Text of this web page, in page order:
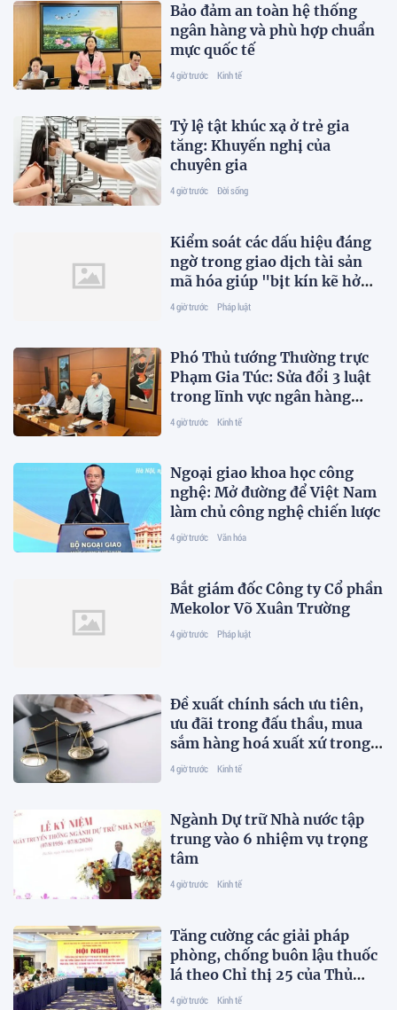
Bảo đảm an toàn hệ thống
ngân hàng và phù hợp chuẩn
mực quốc tế
4 giờ trước Kinh tế
Tỷ lệ tật khúc xạ ở trẻ gia
tăng: Khuyến nghị của
chuyên gia
4 giờ trước Đời sống
Kiểm soát các dấu hiệu đáng
ngờ trong giao dịch tài sản
mã hóa giúp "bịt kín kẽ hở
pháp lý"
4 giờ trước Pháp luật
Phó Thủ tướng Thường trực
Phạm Gia Túc: Sửa đổi 3 luật
trong lĩnh vực ngân hàng
nhằm hoàn thiện thể chế,
4 giờ trước Kinh tế
Ngoại giao khoa học công
nghệ: Mở đường để Việt Nam
làm chủ công nghệ chiến lược
4 giờ trước Văn hóa
Bắt giám đốc Công ty Cổ phần
Mekolor Võ Xuân Trường
4 giờ trước Pháp luật
Đề xuất chính sách ưu tiên,
ưu đãi trong đấu thầu, mua
sắm hàng hoá xuất xứ trong
nước
4 giờ trước Kinh tế
Ngành Dự trữ Nhà nước tập
trung vào 6 nhiệm vụ trọng
tâm
4 giờ trước Kinh tế
Tăng cường các giải pháp
phòng, chống buôn lậu thuốc
lá theo Chỉ thị 25 của Thủ
tướng Chính phủ
4 giờ trước Kinh tế